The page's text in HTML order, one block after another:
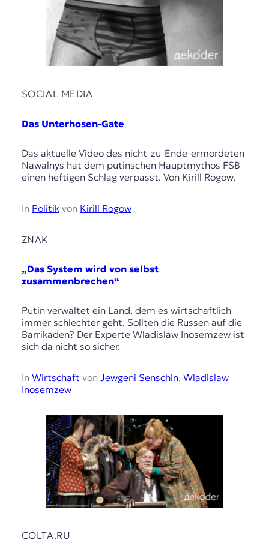
SOCIAL MEDIA
Das Unterhosen-Gate
Das aktuelle Video des nicht-zu-Ende-ermordeten
Nawalnys hat dem putinschen Hauptmythos FSB
einen heftigen Schlag verpasst. Von Kirill Rogow.
In Politikvon Kirill Rogow
ZNAK
„Das System wird von selbst
zusammenbrechen“
Putin verwaltet ein Land, dem es wirtschaftlich
immer schlechter geht. Sollten die Russen auf die
Barrikaden? Der Experte Wladislaw Inosemzew ist
sich da nicht so sicher.
In Wirtschaft von Jewgeni Senschin, Wladislaw
Inosemzew
COLTA.RU